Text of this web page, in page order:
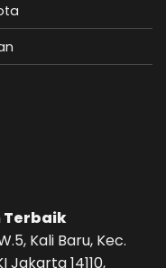
Terbaik
Kali Baru, Kec.
14110,